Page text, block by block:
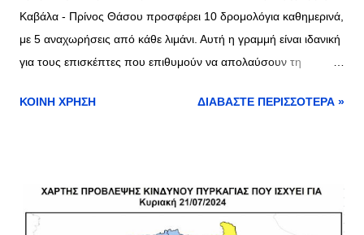
Καβάλα - Πρίνος Θάσου προσφέρει 10 δρομολόγια καθημερινά,
με 5 αναχωρήσεις από κάθε λιμάνι. Αυτή η γραμμή είναι ιδανική
για τους επισκέπτες που επιθυμούν να απολαύσουν τη
πανέμορφο νησί της Θάσου. Οι αναχωρήσεις
Λιμένας Θάσου είναι η πιο δημοφιλής επιλογή για γρήγορη
πρόσβαση στο νησί, με 72 δρομολόγια καθημερινά, 36 από
ΚΟΙΝΉ ΧΡΉΣΗ ΔΙΑΒΆΣΤΕ ΠΕΡΙΣΣΌΤΕΡΑ »